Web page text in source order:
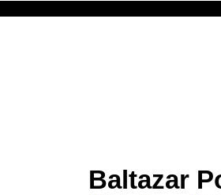
Baltazar